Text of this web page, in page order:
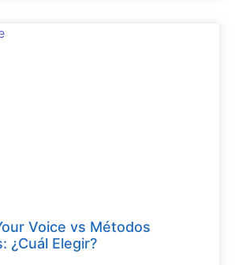
Voice vs Métodos
¿Cuál Elegir?